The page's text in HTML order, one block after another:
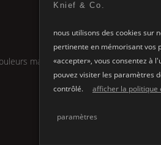
mattes ou brillantes. rang
Knief & Co.
nous utilisons des cookies sur
pertinente en mémorisant vos
«accepter», vous consentez à
pouvez visiter les paramètres
contrôlé.
afficher la politique
paramètres